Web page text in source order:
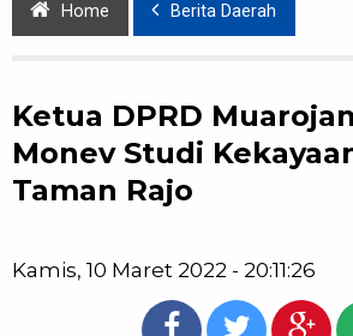
Home Berita Daerah
Ketua DPRD
Monev Studi
Taman Rajo
Kamis, 10 Maret 2022 - 20:11:26